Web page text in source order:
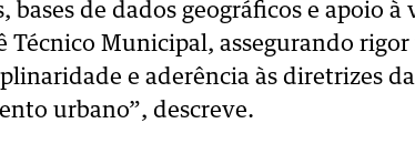
bases de dados geográficos e apoio
Técnico Municipal, assegurando
e aderência às diretrizes
urbano”, descreve.